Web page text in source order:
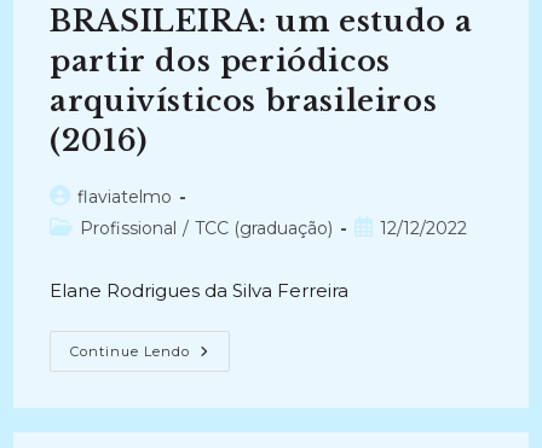
–
IECC
(2007-
2009)
BRASILEIRA: um estudo a
partir dos periódicos
arquivísticos brasileiros
(2016)
Autor
do
flaviatelmo
Categoria
Profissional / TCC (graduação)
Post12/12/2022
Elane Rodrigues da Silva Ferreira
Continue Lendo OS
ARQUIVOS
BRASILEIRA: